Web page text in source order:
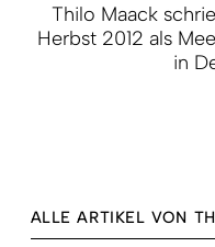
Thilo Maack
Herbst 2012 als
in
ALLE ARTIKEL VON